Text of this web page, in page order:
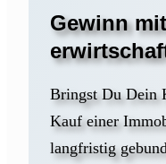
Gewinn
Bringst Du Dein
Kauf einer
langfristig